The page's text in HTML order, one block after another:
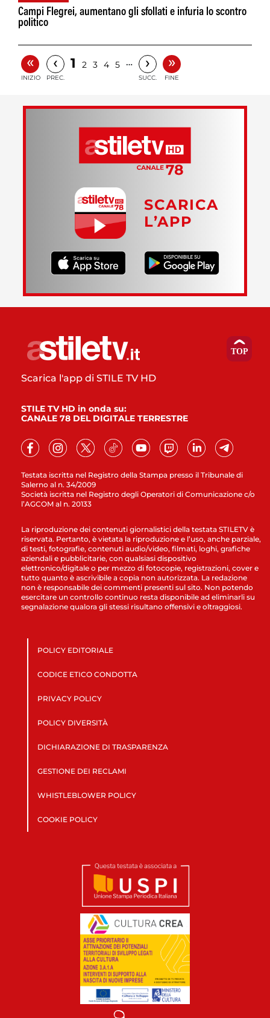
Campi Flegrei, aumentano gli sfollati e infuria lo scontro
politico
«
INIZIO
‹
PREC.
1 2 3 4 5 … ›
SUCC.
»
FINE
SCARICA
L’APP
Testata iscritta nel Registro della Stampa presso il Tribunale di
Salerno al n. 34/2009
Società iscritta nel Registro degli Operatori di Comunicazione c/o
l’AGCOM al n. 20133
Scarica l'app di STILE TV HD
STILE TV HD in onda su:
CANALE 78 DEL DIGITALE TERRESTRE
La riproduzione dei contenuti giornalistici della testata STILETV è
riservata. Pertanto, è vietata la riproduzione e l’uso, anche parziale,
di testi, fotografie, contenuti audio/video, filmati, loghi, grafiche
aziendali e pubblicitarie, con qualsiasi dispositivo
elettronico/digitale o per mezzo di fotocopie, registrazioni, cover e
tutto quanto è ascrivibile a copia non autorizzata. La redazione
non è responsabile dei commenti presenti sul sito. Non potendo
esercitare un controllo continuo resta disponibile ad eliminarli su
segnalazione qualora gli stessi risultano offensivi e oltraggiosi.
POLICY EDITORIALE
CODICE ETICO CONDOTTA
PRIVACY POLICY
POLICY DIVERSITÀ
DICHIARAZIONE DI TRASPARENZA
GESTIONE DEI RECLAMI
WHISTLEBLOWER POLICY
COOKIE POLICY